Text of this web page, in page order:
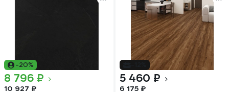
-20%
8 796 ₽
10 927 ₽
5 460 ₽
6 175 ₽